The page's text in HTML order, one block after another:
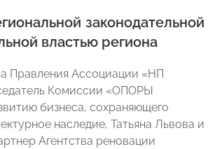
законодательной
властью региона
Правления Ассоциации «НП
Комиссии «ОПОРЫ
бизнеса, сохраняющего
наследие, Татьяна Львова и
Агентства реновации